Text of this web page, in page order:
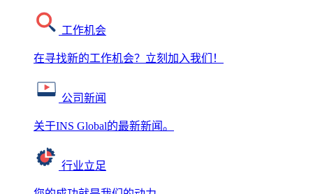
工作机会
在寻找新的工作机会？立刻加入我们！
公司新闻
关于INS Global的最新新闻。
行业立足